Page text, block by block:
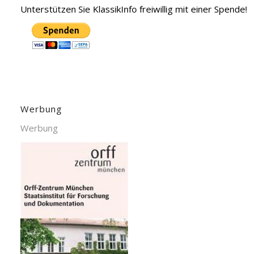
Unterstützen Sie KlassikInfo freiwillig mit einer Spende!
Werbung
Werbung